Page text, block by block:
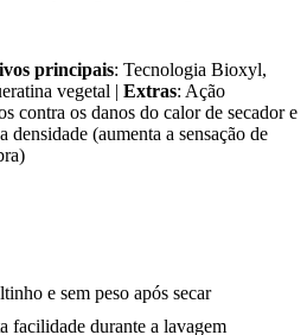
principais: Tecnologia Bioxyl,
vegetal | Extras: Ação
contra os danos do calor de secador e
(aumenta a sensação de
e sem peso após secar
facilidade durante a lavagem